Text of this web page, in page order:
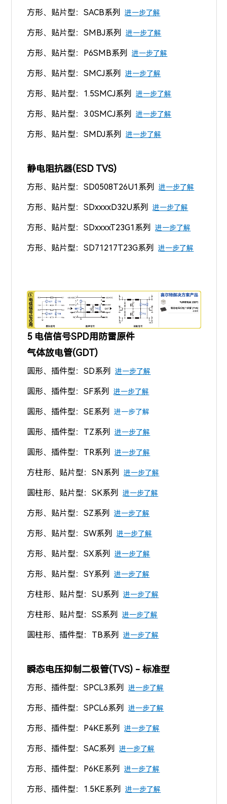
方形、贴片型：SACB系列进一步了解
方形、贴片型：SMBJ系列进一步了解
方形、贴片型：P6SMB系列进一步了解
方形、贴片型：SMCJ系列进一步了解
方形、贴片型：1.5SMCJ系列进一步了解
方形、贴片型：3.0SMCJ系列进一步了解
方形、贴片型：SMDJ系列进一步了解
静电阻抗器(ESD TVS)
方形、贴片型：SD0508T26U1系列进一步了解
方形、贴片型：SDxxxxD32U系列进一步了解
方形、贴片型：SDxxxxT23G1系列进一步了解
方形、贴片型：SD71217T23G系列进一步了解
5 电信信号SPD用防雷原件
气体放电管(GDT)
圆形、插件型：SD系列进一步了解
圆形、插件型：SF系列进一步了解
圆形、插件型：SE系列进一步了解
圆形、插件型：TZ系列进一步了解
圆形、插件型：TR系列进一步了解
方柱形、贴片型：SN系列进一步了解
圆柱形、贴片型：SK系列进一步了解
方形、贴片型：SZ系列进一步了解
方形、贴片型：SW系列进一步了解
方形、贴片型：SX系列进一步了解
方形、贴片型：SY系列进一步了解
方柱形、贴片型：SU系列进一步了解
方柱形、贴片型：SS系列进一步了解
圆柱形、插件型：TB系列进一步了解
瞬态电压抑制二极管(TVS) - 标准型
方形、插件型：SPCL3系列进一步了解
方形、插件型：SPCL6系列进一步了解
方形、插件型：P4KE系列进一步了解
方形、插件型：SAC系列进一步了解
方形、插件型：P6KE系列进一步了解
方形、插件型：1.5KE系列进一步了解